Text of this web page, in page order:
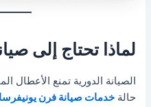
لماذا تحتاج إلى
الصيانة الدورية تمنع الأعطال
حالةخدمات صيانة فرن